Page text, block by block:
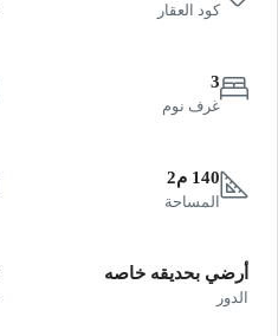
كود العقار
3
غرف نوم
140 م2
المساحة
أرضي بحديقه خاصه
الدور